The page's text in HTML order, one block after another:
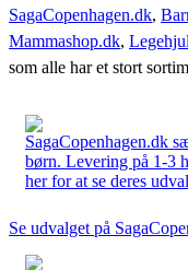
SagaCopenhagen.dk,
Mammashop.dk,
som alle har et stort
SagaCopenhagen.dk
børn. Levering på 1-3
her for at se deres
Se udvalget på